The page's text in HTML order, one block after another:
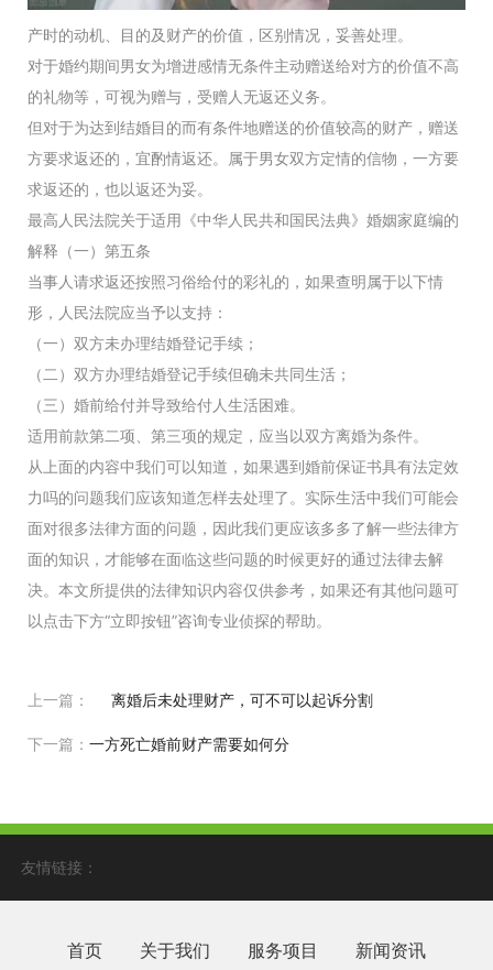
产时的动机、目的及财产的价值，区别情况，妥善处理。
对于婚约期间男女为增进感情无条件主动赠送给对方的价值不高
的礼物等，可视为赠与，受赠人无返还义务。
但对于为达到结婚目的而有条件地赠送的价值较高的财产，赠送
方要求返还的，宜酌情返还。属于男女双方定情的信物，一方要
求返还的，也以返还为妥。
最高人民法院关于适用《中华人民共和国民法典》婚姻家庭编的
解释（一）第五条
当事人请求返还按照习俗给付的彩礼的，如果查明属于以下情
形，人民法院应当予以支持：
（一）双方未办理结婚登记手续；
（二）双方办理结婚登记手续但确未共同生活；
（三）婚前给付并导致给付人生活困难。
适用前款第二项、第三项的规定，应当以双方离婚为条件。
从上面的内容中我们可以知道，如果遇到婚前保证书具有法定效
力吗的问题我们应该知道怎样去处理了。实际生活中我们可能会
面对很多法律方面的问题，因此我们更应该多多了解一些法律方
面的知识，才能够在面临这些问题的时候更好的通过法律去解
决。本文所提供的法律知识内容仅供参考，如果还有其他问题可
以点击下方“立即按钮”咨询专业侦探的帮助。
上一篇： 离婚后未处理财产，可不可以起诉分割
下一篇：一方死亡婚前财产需要如何分
友情链接：
首页 关于我们 服务项目 新闻资讯